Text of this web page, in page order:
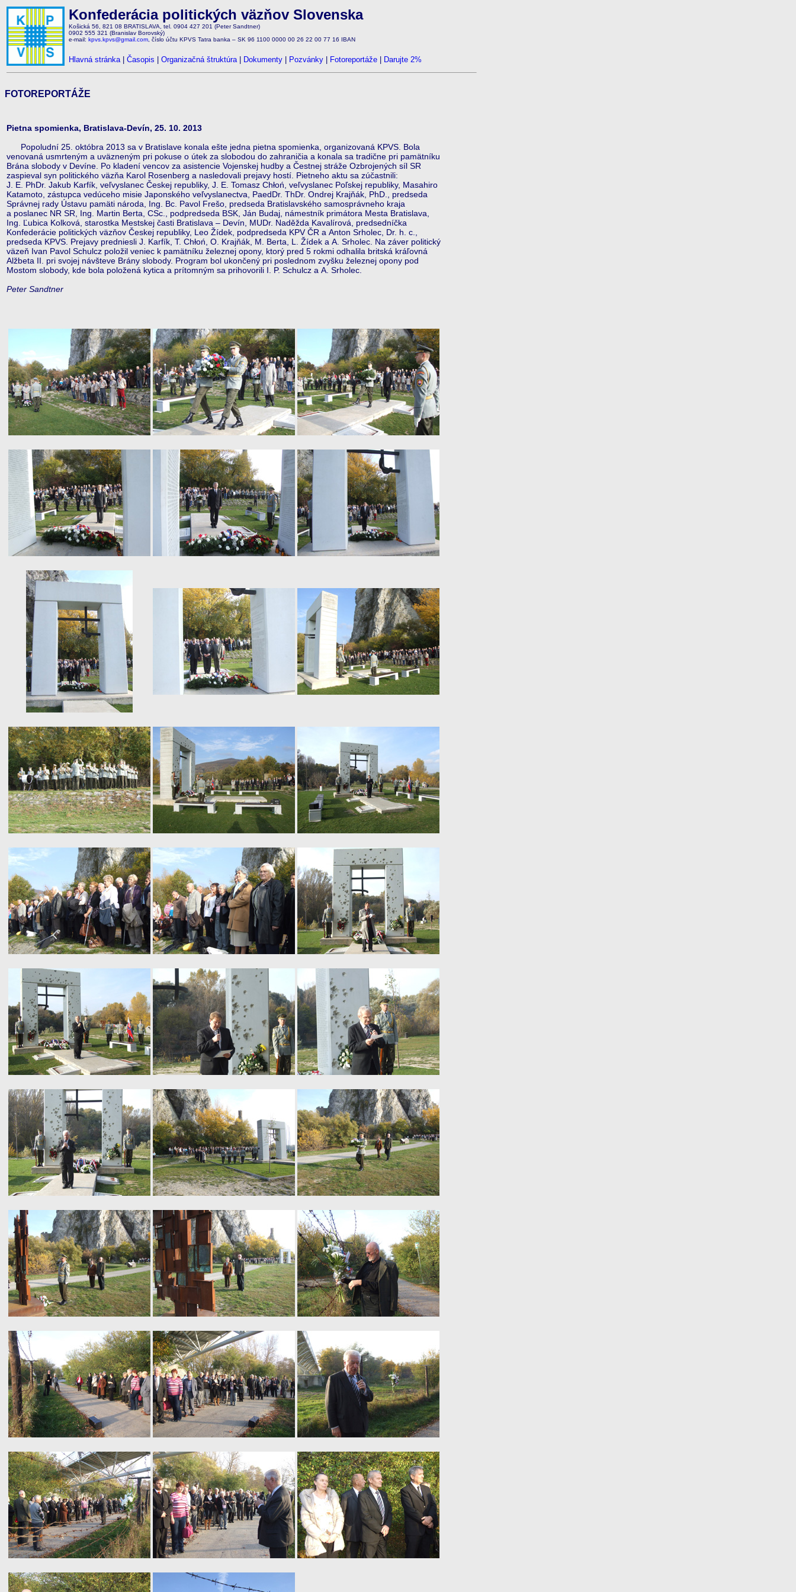
Konfederácia politických väzňov Slovenska
Košická 56, 821 08 BRATISLAVA, tel. 0904 427 201 (Peter Sandtner)
0902 555 321 (Branislav Borovský)
e-mail: kpvs.kpvs@gmail.com , číslo účtu KPVS Tatra banka – SK 96 1100 0000 00 26 22 00 77 16 IBAN
Hlavná stránka| Časopis Organizačná štruktúra| Dokumenty Pozvánky Fotoreportáže Darujte 2%
FOTOREPORTÁŽE
Pietna spomienka, Bratislava-Devín, 25. 10. 2013
Popoludní 25. októbra 2013 sa v Bratislave konala ešte jedna pietna spomienka, organizovaná KPVS. Bola
venovaná usmrteným a uväzneným pri pokuse o útek za slobodou do zahraničia a konala sa tradične pri pamätníku
Brána slobody v Devíne. Po kladení vencov za asistencie Vojenskej hudby a Čestnej stráže Ozbrojených síl SR
zaspieval syn politického väzňa Karol Rosenberg a nasledovali prejavy hostí. Pietneho aktu sa zúčastnili:
J. E. PhDr. Jakub Karfík, veľvyslanec Českej republiky, J. E. Tomasz Chłoń, veľvyslanec Poľskej republiky, Masahiro
Katamoto, zástupca vedúceho misie Japonského veľvyslanectva, PaedDr. ThDr. Ondrej Krajňák, PhD., predseda
Správnej rady Ústavu pamäti národa, Ing. Bc. Pavol Frešo, predseda Bratislavského samosprávneho kraja
a poslanec NR SR, Ing. Martin Berta, CSc., podpredseda BSK, Ján Budaj, námestník primátora Mesta Bratislava,
Ing. Ľubica Kolková, starostka Mestskej časti Bratislava – Devín, MUDr. Naděžda Kavalírová, predsedníčka
Konfederácie politických väzňov Českej republiky, Leo Žídek, podpredseda KPV ČR a Anton Srholec, Dr. h. c.,
predseda KPVS. Prejavy predniesli J. Karfík, T. Chłoń, O. Krajňák, M. Berta, L. Žídek a A. Srholec. Na záver politický
väzeň Ivan Pavol Schulcz položil veniec k pamätníku železnej opony, ktorý pred 5 rokmi odhalila britská kráľovná
Alžbeta II. pri svojej návšteve Brány slobody. Program bol ukončený pri poslednom zvyšku železnej opony pod
Mostom slobody, kde bola položená kytica a prítomným sa prihovorili I. P. Schulcz a A. Srholec.
Peter Sandtner